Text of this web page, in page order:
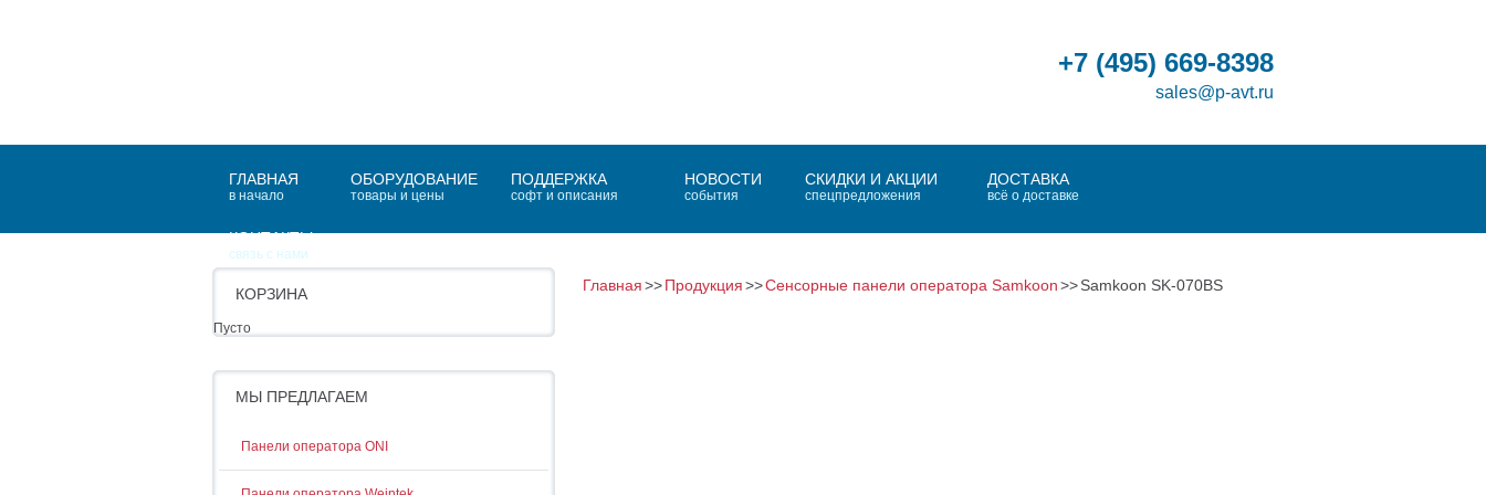
+7 (495) 669-8398
sales@p-avt.ru
ГЛАВНАЯ
в начало
ОБОРУДОВАНИЕ
товары и цены
ПОДДЕРЖКА
софт и описания
НОВОСТИ
события
СКИДКИ И АКЦИИ
спецпредложения
ДОСТАВКА
всё о доставке
КОНТАКТЫ
связь с нами
КОРЗИНА
Пусто
МЫ ПРЕДЛАГАЕМ
Панели оператора ONI
Главная Продукция Сенсорные панели оператора Samkoon Samkoon SK-070BS